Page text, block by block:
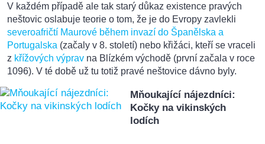
V každém případě ale tak starý důkaz existence pravých
neštovic oslabuje teorie o tom, že je do Evropy zavlekli
severoafričtí Maurové během invazí do Španělska a
Portugalska (začaly v 8. století) nebo křižáci, kteří se vraceli
z křížových výprav na Blízkém východě (první začala v roce
1096). V té době už tu totiž pravé neštovice dávno byly.
Mňoukající nájezdníci:
Kočky na vikinských
lodích